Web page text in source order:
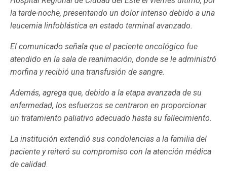
la tarde-noche, presentando un dolor intenso debido a una
leucemia linfoblástica en estado terminal avanzado.
El comunicado señala que el paciente oncológico fue
atendido en la sala de reanimación, donde se le administró
morfina y recibió una transfusión de sangre.
Además, agrega que, debido a la etapa avanzada de su
enfermedad, los esfuerzos se centraron en proporcionar
un tratamiento paliativo adecuado hasta su fallecimiento.
La institución extendió sus condolencias a la familia del
paciente y reiteró su compromiso con la atención médica
de calidad.